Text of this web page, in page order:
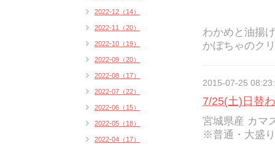
わかめと油揚
かぼちゃのク
2015-07-25
7/25(土)日替
宮城県産 カマ
※普通・大盛
2022-12（14）
2022-11（20）
2022-10（19）
2022-09（20）
2022-08（17）
2022-07（22）
2022-06（15）
2022-05（18）
2022-04（17）